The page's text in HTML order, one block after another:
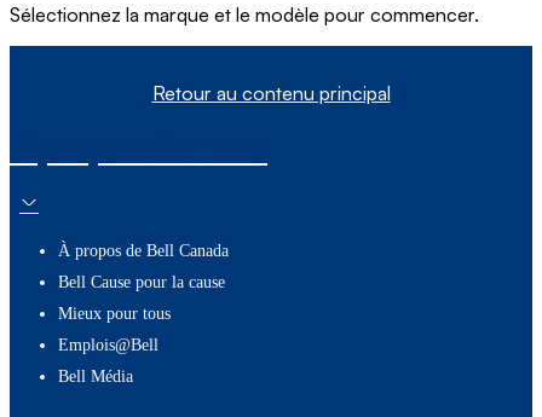
Sélectionnez la marque et le modèle pour commencer.
Retour au contenu principal
À propos de Bell Canada
Bell Cause pour la cause
Mieux pour tous
Emplois@Bell
Bell Média